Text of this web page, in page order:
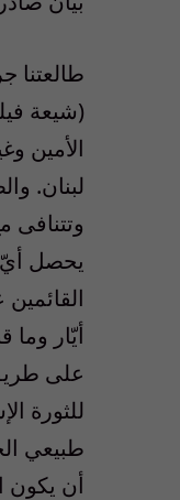
(شيعة
الأمين
لبنان.
وتتنافى
يحصل أيّ
أيّار وما
على
للثورة
طبيعي
أن يكون